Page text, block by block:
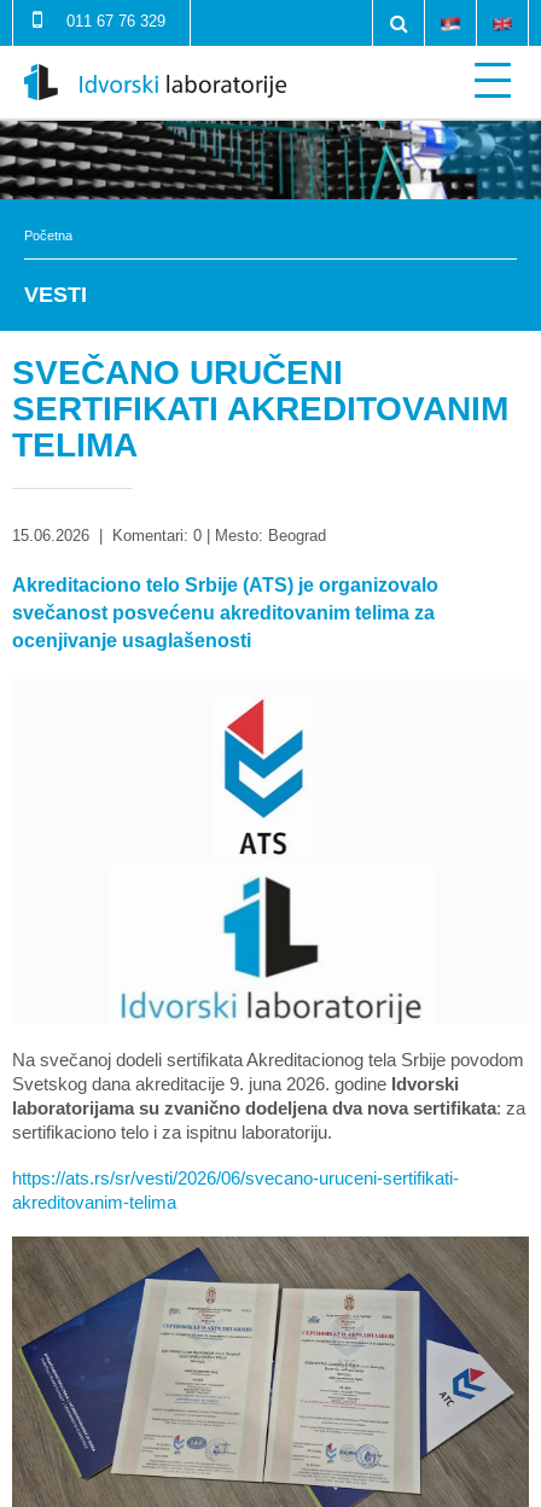
011 67 76 329
Početna
VESTI
SVEČANO URUČENI
SERTIFIKATI AKREDITOVANIM
TELIMA
15.06.2026 Komentari: 0 | Mesto: Beograd
Akreditaciono telo Srbije (ATS) je organizovalo
svečanost posvećenu akreditovanim telima za
ocenjivanje usaglašenosti
Na svečanoj dodeli sertifikata Akreditacionog tela Srbije povodom
Svetskog dana akreditacije 9. juna 2026. godine Idvorski
laboratorijama su zvanično dodeljena dva nova sertifikata: za
sertifikaciono telo i za ispitnu laboratoriju.
https://ats.rs/sr/vesti/2026/06/svecano-uruceni-sertifikati-
akreditovanim-telima